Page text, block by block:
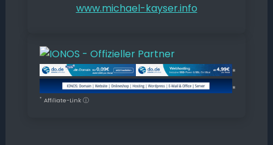
www.michael-kayser.info
*
*
* Affiliate-Link ⓘ